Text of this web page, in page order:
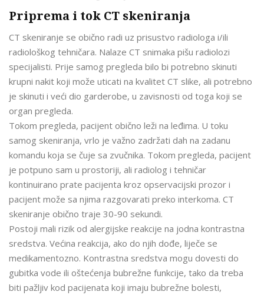
Priprema i tok CT skeniranja
CT skeniranje se obično radi uz prisustvo radiologa i/ili
radiološkog tehničara. Nalaze CT snimaka pišu radiolozi
specijalisti. Prije samog pregleda bilo bi potrebno skinuti
krupni nakit koji može uticati na kvalitet CT slike, ali potrebno
je skinuti i veći dio garderobe, u zavisnosti od toga koji se
organ pregleda.
Tokom pregleda, pacijent obično leži na leđima. U toku
samog skeniranja, vrlo je važno zadržati dah na zadanu
komandu koja se čuje sa zvučnika. Tokom pregleda, pacijent
je potpuno sam u prostoriji, ali radiolog i tehničar
kontinuirano prate pacijenta kroz opservacijski prozor i
pacijent može sa njima razgovarati preko interkoma. CT
skeniranje obično traje 30-90 sekundi.
Postoji mali rizik od alergijske reakcije na jodna kontrastna
sredstva. Većina reakcija, ako do njih dođe, liječe se
medikamentozno. Kontrastna sredstva mogu dovesti do
gubitka vode ili oštećenja bubrežne funkcije, tako da treba
biti pažljiv kod pacijenata koji imaju bubrežne bolesti,